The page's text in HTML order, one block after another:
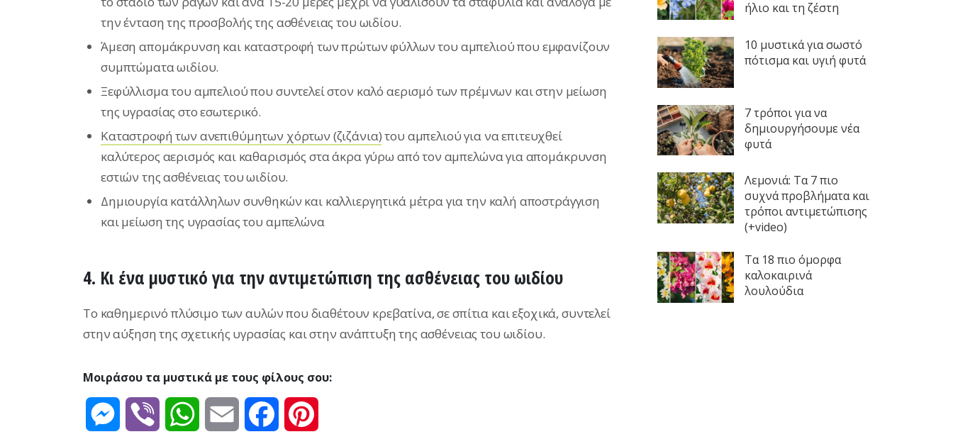
την ένταση της προσβολής της ασθένειας του ωιδίου.
Άμεση απομάκρυνση και καταστροφή των πρώτων φύλλων του αμπελιού που εμφανίζουν
συμπτώματα ωιδίου.
Ξεφύλλισμα του αμπελιού που συντελεί στον καλό αερισμό των πρέμνων και στην μείωση
της υγρασίας στο εσωτερικό.
Καταστροφή των ανεπιθύμητων χόρτων (ζιζάνια)του αμπελιού για να επιτευχθεί
καλύτερος αερισμός και καθαρισμός στα άκρα γύρω από τον αμπελώνα για απομάκρυνση
εστιών της ασθένειας του ωιδίου.
Δημιουργία κατάλληλων συνθηκών και καλλιεργητικά μέτρα για την καλή αποστράγγιση
και μείωση της υγρασίας του αμπελώνα
4. Κι ένα μυστικό για την αντιμετώπιση της ασθένειας του ωιδίου
Το καθημερινό πλύσιμο των αυλών που διαθέτουν κρεβατίνα, σε σπίτια και εξοχικά, συντελεί
στην αύξηση της σχετικής υγρασίας και στην ανάπτυξη της ασθένειας του ωιδίου.
Μοιράσου τα μυστικά με τους φίλους σου:
Messenger
Viber WhatsAppEmail Facebook
ήλιο και τη ζέστη
10 μυστικά για σωστό
πότισμα και υγιή φυτά
7 τρόποι για να
δημιουργήσουμε νέα
φυτά
Λεμονιά: Τα 7 πιο
συχνά προβλήματα και
τρόποι αντιμετώπισης
(+video)
Τα 18 πιο όμορφα
καλοκαιρινά
λουλούδια